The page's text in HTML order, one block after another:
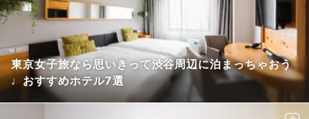
東京女子旅なら思いきって渋谷周辺に泊まっちゃおう
♩おすすめホテル7選